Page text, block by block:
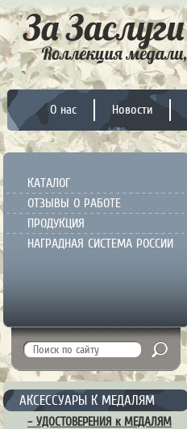
О нас Новости
КАТАЛОГ
ОТЗЫВЫ О РАБОТЕ
ПРОДУКЦИЯ
НАГРАДНАЯ СИСТЕМА РОССИИ
АКСЕССУАРЫ К МЕДАЛЯМ
– УДОСТОВЕРЕНИЯ к МЕДАЛЯМ